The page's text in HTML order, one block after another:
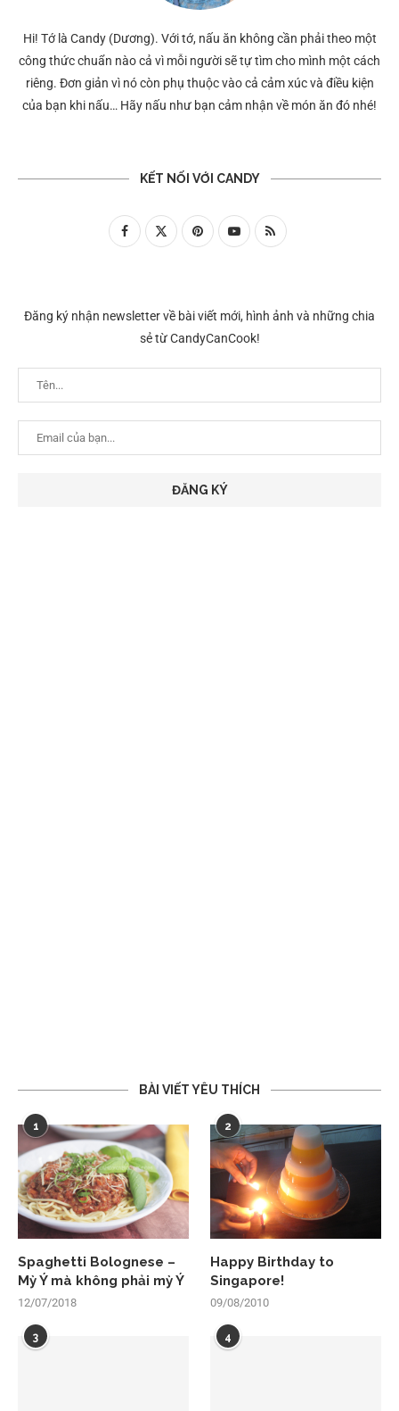
Hi! Tớ là Candy (Dương). Với tớ, nấu ăn không cần phải theo một
công thức chuẩn nào cả vì mỗi người sẽ tự tìm cho mình một cách
riêng. Đơn giản vì nó còn phụ thuộc vào cả cảm xúc và điều kiện
của bạn khi nấu… Hãy nấu như bạn cảm nhận về món ăn đó nhé!
KẾT NỐI VỚI CANDY
Đăng ký nhận newsletter về bài viết mới, hình ảnh và những chia
sẻ từ CandyCanCook!
BÀI VIẾT YÊU THÍCH
1
Spaghetti Bolognese –
Mỳ Ý mà không phải mỳ Ý
12/07/2018
2
Happy Birthday to
Singapore!
09/08/2010
3 4